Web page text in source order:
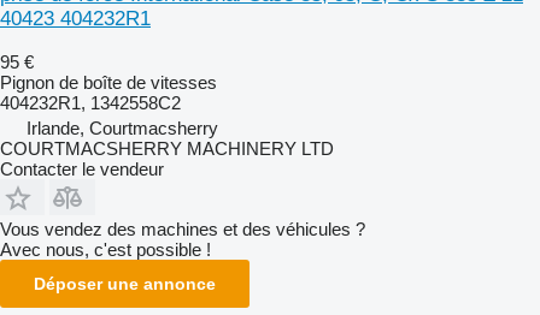
40423 404232R1
95 €
Pignon de boîte de vitesses
404232R1, 1342558C2
Irlande, Courtmacsherry
COURTMACSHERRY MACHINERY LTD
Contacter le vendeur
Vous vendez des machines et des véhicules ?
Avec nous, c'est possible !
Déposer une annonce